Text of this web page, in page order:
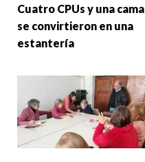
Cuatro CPUs y una cama
se convirtieron en una
estantería